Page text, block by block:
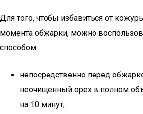
Для того, чтобы избавиться от
момента обжарки, можно
способом:
непосредственно перед
неочищенный орех в полном
на 10 минут;